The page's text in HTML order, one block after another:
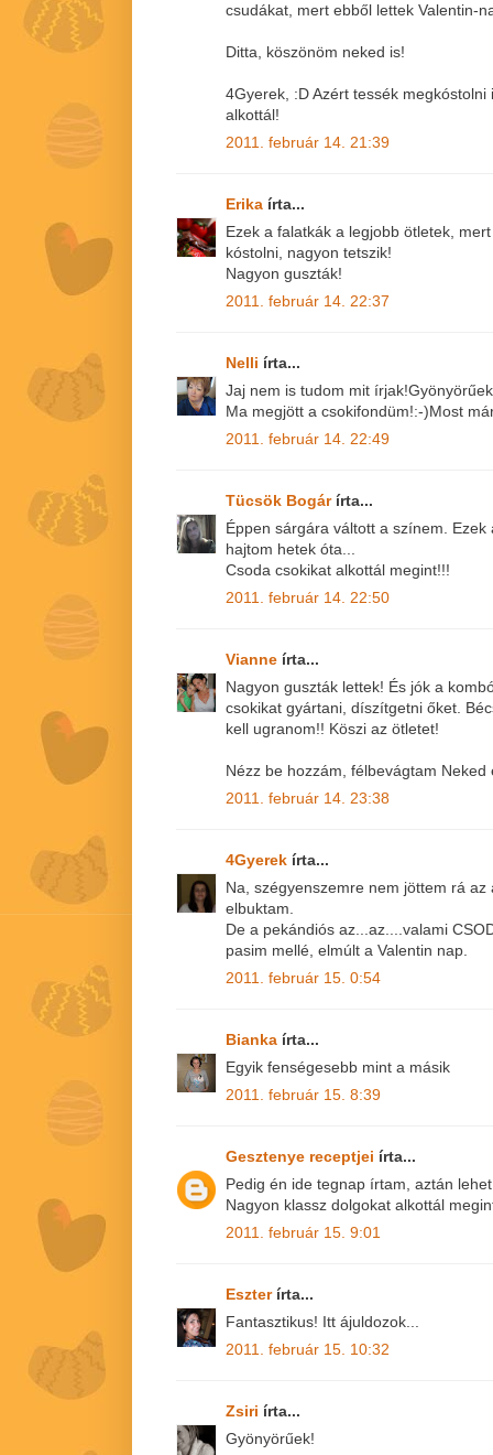
csudákat, mert ebből lettek Valentin-
Ditta, köszönöm neked is!
4Gyerek, :D Azért tessék
alkottál!
2011. február 14. 21:39
Erika írta...
Ezek a falatkák a legjobb ötletek,
kóstolni, nagyon tetszik!
Nagyon guszták!
2011. február 14. 22:37
Nelli írta...
Jaj nem is tudom mit
Ma megjött a csokifondüm!:-)Most
2011. február 14. 22:49
Tücsök Bogár írta...
Éppen sárgára váltott a színem. Ezek
hajtom hetek óta...
Csoda csokikat alkottál megint!!!
2011. február 14. 22:50
Vianne írta...
Nagyon guszták lettek! És jók a
csokikat gyártani, díszítgetni őket.
kell ugranom!! Köszi az ötletet!
Nézz be hozzám, félbevágtam Neked
2011. február 14. 23:38
4Gyerek írta...
Na, szégyenszemre nem jöttem rá
elbuktam.
De a pekándiós az...az....valami
pasim mellé, elmúlt a Valentin nap.
2011. február 15. 0:54
Bianka írta...
Egyik fenségesebb mint a másik
2011. február 15. 8:39
Gesztenye receptjei írta...
Pedig én ide tegnap írtam, aztán
Nagyon klassz dolgokat alkottál
2011. február 15. 9:01
Eszter írta...
Fantasztikus! Itt ájuldozok...
2011. február 15. 10:32
Zsiri írta...
Gyönyörűek!